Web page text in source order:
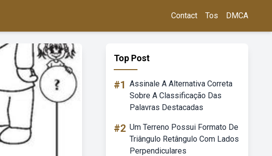
Contact Tos DMCA
Top Post
#1 Assinale A Alternativa Correta
Sobre A Classificação Das
Palavras Destacadas
#2 Um Terreno Possui Formato De
Triângulo Retângulo Com Lados
Perpendiculares